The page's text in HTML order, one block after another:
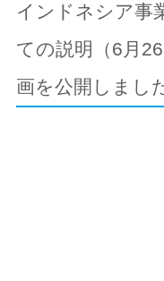
インドネシア事
ての説明（6月
画を公開しまし